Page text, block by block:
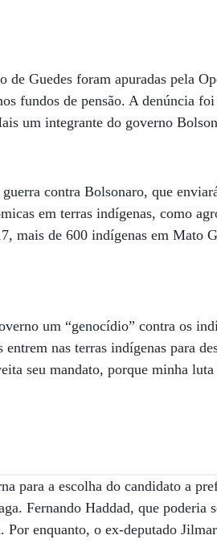
de Guedes foram apuradas pela
fundos de pensão. A denúncia
um integrante do governo
contra Bolsonaro, que
em terras indígenas, como
mais de 600 indígenas em Mato
um “genocídio” contra os
nas terras indígenas para
seu mandato, porque minha
para a escolha do candidato a
Fernando Haddad, que poderia
enquanto, o ex-deputado